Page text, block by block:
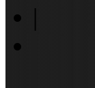
|